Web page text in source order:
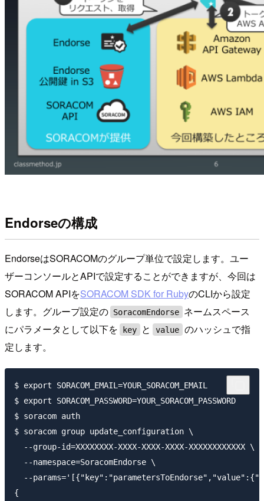
Endorseの構成
EndorseはSORACOMのグループ単位で設定します。ユー
ザーコンソールとAPIで設定することができますが、今回は
SORACOM APIをSORACOM SDK for RubyのCLIから設定
します。グループ設定の SoracomEndorse ネームスペース
にパラメータとして以下を
key と value のハッシュで指
定します。
$ export SORACOM_EMAIL=YOUR_SORACOM_EMAIL
$ export SORACOM_PASSWORD=YOUR_SORACOM_PASSWORD
$ soracom auth
$ soracom group update_configuration \
  --group-id=XXXXXXXX-XXXX-XXXX-XXXX-XXXXXXXXXXXX \
  --namespace=SoracomEndorse \
--
{